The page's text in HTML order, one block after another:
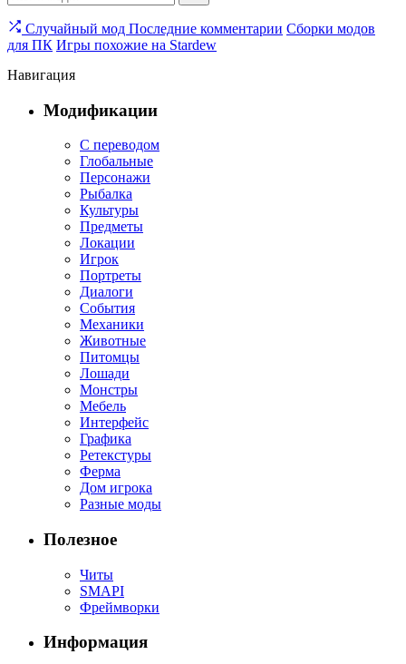
Случайный мод Последние комментарии Сборки модов
для ПК Игры похожие на Stardew
Навигация
Модификации
С переводом
Глобальные
Персонажи
Рыбалка
Культуры
Предметы
Локации
Игрок
Портреты
Диалоги
События
Механики
Животные
Питомцы
Лошади
Монстры
Мебель
Интерфейс
Графика
Ретекстуры
Ферма
Дом игрока
Разные моды
Полезное
Читы
SMAPI
Фреймворки
Информация